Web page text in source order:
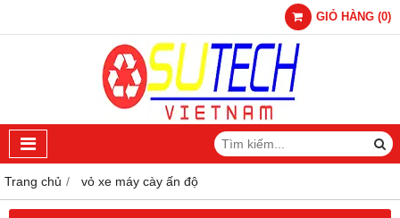
GIỎ HÀNG (0)
Trang chủ vỏ xe máy cày ấn độ